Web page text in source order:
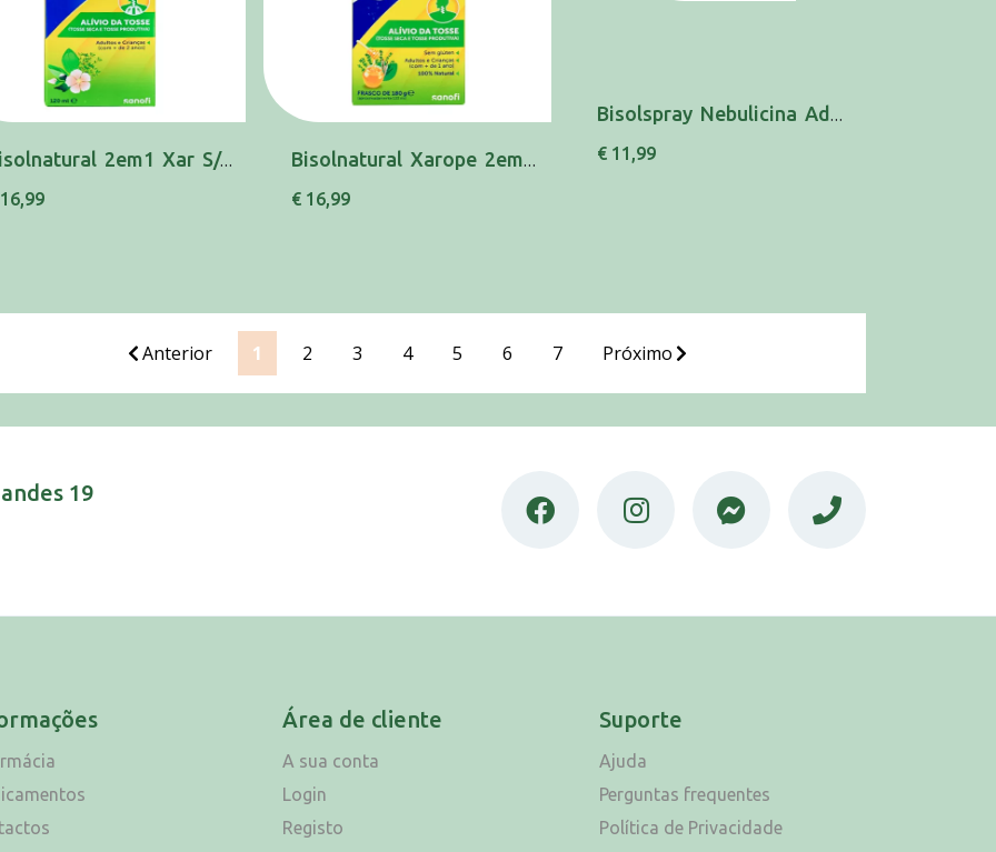
Bisolnatural 2em1 Xar S/Acucar 120ml xar mL Bisolnatural Xarope 2em1 133ml
€ 16,99
Bisolspray Nebulicina Adulto, 0,5 mg/mL-10 mL...
€ 11,99
Anterior 1 2 3 4 5 6 7 Próximo
19
Área de cliente
A sua conta
Login
Registo
Suporte
Ajuda
Perguntas frequentes
Política de Privacidade